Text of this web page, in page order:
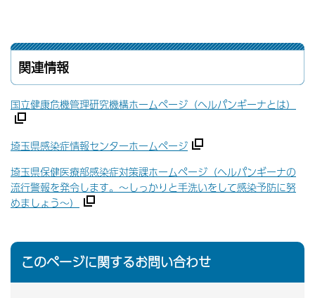
関連情報
国立健康危機管理研究機構ホームページ（ヘルパンギーナとは）
埼玉県感染症情報センターホームページ
埼玉県保健医療部感染症対策課ホームページ（ヘルパンギーナの
流行警報を発令します。～しっかりと手洗いをして感染予防に努
めましょう～）
このページに関するお問い合わせ